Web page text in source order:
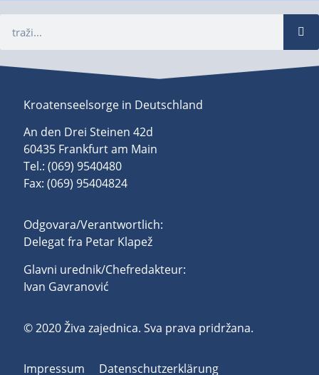
Kroatenseelsorge in Deutschland
An den Drei Steinen 42d
60435 Frankfurt am Main
Tel.: (069) 9540480
Fax: (069) 95404824
Odgovara/Verantwortlich:
Delegat fra Petar Klapež
Glavni urednik/Chefredakteur:
Ivan Gavranović
© 2020 Živa zajednica. Sva prava pridržana.
Impressum
Datenschutzerklärung